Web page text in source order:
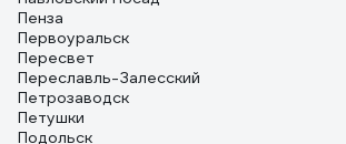
Пенза
Первоуральск
Пересвет
Переславль-Залесский
Петрозаводск
Петушки
Подольск